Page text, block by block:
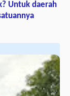
Untuk daerah